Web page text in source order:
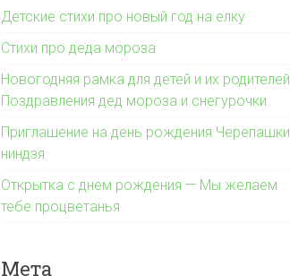
Детские стихи про новый год на елку
Стихи про деда мороза
Новогодняя рамка для детей и их родителей
Поздравления дед мороза и снегурочки
Приглашение на день рождения Черепашки
ниндзя
Открытка с днем рождения — Мы желаем
тебе процветанья
Мета